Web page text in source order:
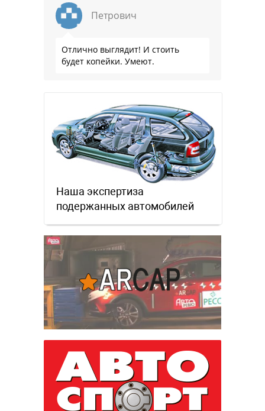
Петрович
Отлично выглядит! И стоить
будет копейки. Умеют.
Наша экспертиза
подержанных автомобилей